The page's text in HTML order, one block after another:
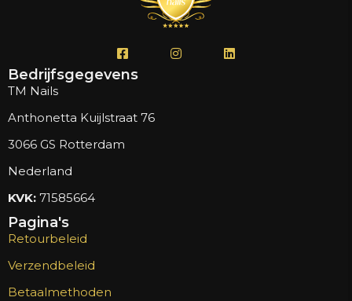
Bedrijfsgegevens
TM Nails
Anthonetta Kuijlstraat 76
3066 GS Rotterdam
Nederland
KVK: 71585664
Pagina's
Retourbeleid
Verzendbeleid
Betaalmethoden